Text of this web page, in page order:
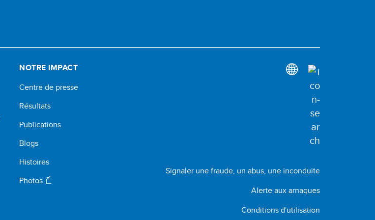
NOTRE IMPACT
Centre de presse
Résultats
Publications
Blogs
Histoires
Photos
Signaler une fraude, un abus, une inconduite
Alerte aux arnaques
Conditions d'utilisation